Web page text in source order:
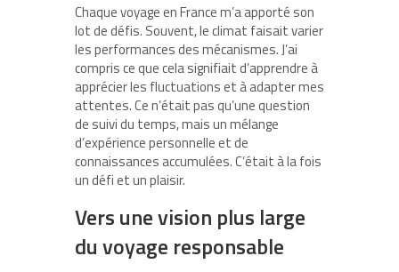
Chaque voyage en France m’a apporté son
lot de défis. Souvent, le climat faisait varier
les performances des mécanismes. J’ai
compris ce que cela signifiait d’apprendre à
apprécier les fluctuations et à adapter mes
attentes. Ce n’était pas qu’une question
de suivi du temps, mais un mélange
d’expérience personnelle et de
connaissances accumulées. C’était à la fois
un défi et un plaisir.
Vers une vision plus large
du voyage responsable